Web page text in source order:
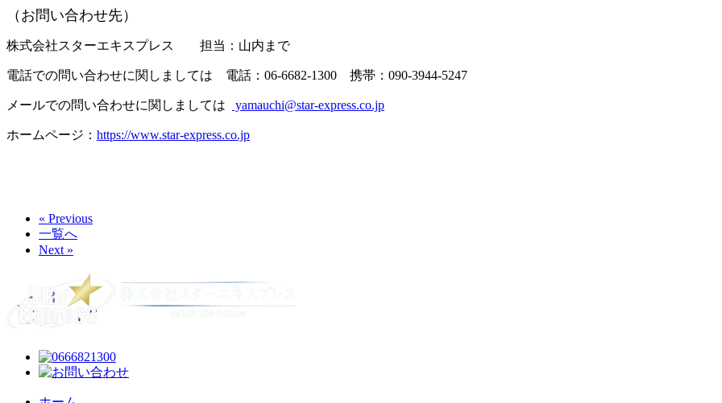
（お問い合わせ先）
株式会社スターエキスプレス 担当：山内まで
電話での問い合わせに関しましては 電話：06-6682-1300 携帯：090-3944-5247
メールでの問い合わせに関しましては yamauchi@star-express.co.jp
ホームページ： https://www.star-express.co.jp
« Previous
一覧へ
Next »